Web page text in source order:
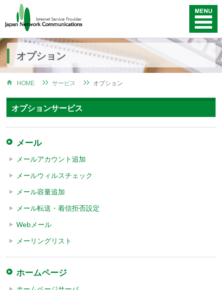
オプション
HOME サービス オプション
オプションサービス
メール
メールアカウント追加
メールウィルスチェック
メール容量追加
メール転送・着信拒否設定
Webメール
メーリングリスト
ホームページ